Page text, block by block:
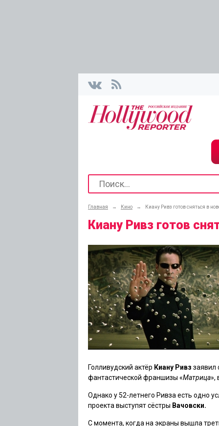
Главная → Кино → Киану Ривз готов сняться в
Киану Ривз готов
Голливудский актёр Киану Ривз заявил
фантастической франшизы «Матрица»,
Однако у 52-летнего Ривза есть одно
проекта выступят сёстры Вачовски.
С момента, когда на экраны вышла